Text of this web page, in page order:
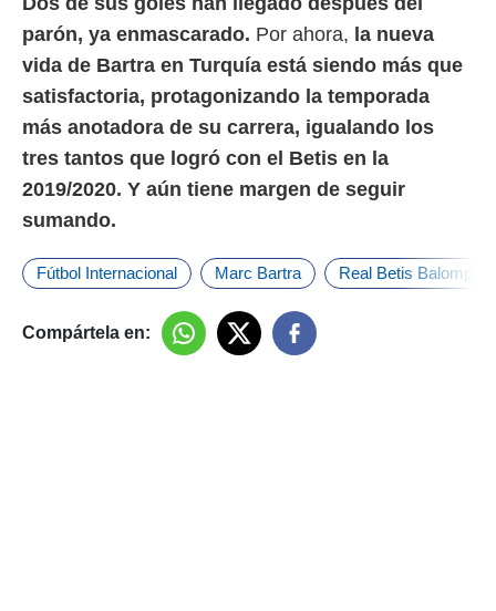
e
mediante
publicidad
publicidad
parón, ya enmascarado. Por ahora, la nueva
vida de Bartra en Turquía está siendo más que
satisfactoria, protagonizando la temporada
más anotadora de su carrera, igualando los
tres tantos que logró con el Betis en la
2019/2020. Y aún tiene margen de seguir
sumando.
Fútbol Internacional Marc Bartra Real Betis Balompié
Compártela en: